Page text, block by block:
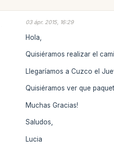
03 ápr. 2015, 16:29
Hola,
Quisiéramos realizar el
Llegaríamos a Cuzco el
Quisiéramos ver que
Muchas Gracias!
Saludos,
Lucia